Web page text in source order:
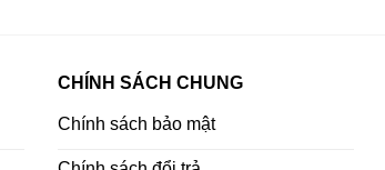
CHÍNH SÁCH CHUNG
Chính sách bảo mật